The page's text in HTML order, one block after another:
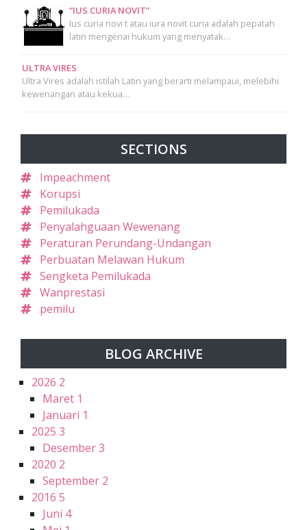
“IUS CURIA NOVIT”
Ius curia novi t atau iura novit curia adalah pepatah
latin mengenai hukum yang menyatak…
ULTRA VIRES
Ultra Vires adalah istilah Latin yang berarti melampaui, melebihi
kewenangan atau kekua…
SECTIONS
Impeachment
Korupsi
Pemilukada
Penyalahguaan Wewenang
Peraturan Perundang-Undangan
Perbuatan Melawan Hukum
Sengketa Pemilukada
Wanprestasi
pemilu
BLOG ARCHIVE
2026 2
Maret 1
Januari 1
2025 3
Desember3
2020 2
September 2
2016 5
Juni 4